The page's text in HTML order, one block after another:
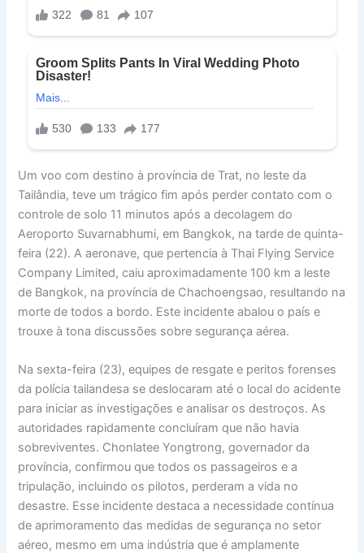
Um voo com destino à província de Trat, no leste da
Tailândia, teve um trágico fim após perder contato com o
controle de solo 11 minutos após a decolagem do
Aeroporto Suvarnabhumi, em Bangkok, na tarde de quinta-
feira (22). A aeronave, que pertencia à Thai Flying Service
Company Limited, caiu aproximadamente 100 km a leste
de Bangkok, na província de Chachoengsao, resultando na
morte de todos a bordo. Este incidente abalou o país e
trouxe à tona discussões sobre segurança aérea.
Na sexta-feira (23), equipes de resgate e peritos forenses
da polícia tailandesa se deslocaram até o local do acidente
para iniciar as investigações e analisar os destroços. As
autoridades rapidamente concluíram que não havia
sobreviventes. Chonlatee Yongtrong, governador da
província, confirmou que todos os passageiros e a
tripulação, incluindo os pilotos, perderam a vida no
desastre. Esse incidente destaca a necessidade contínua
de aprimoramento das medidas de segurança no setor
aéreo, mesmo em uma indústria que é amplamente